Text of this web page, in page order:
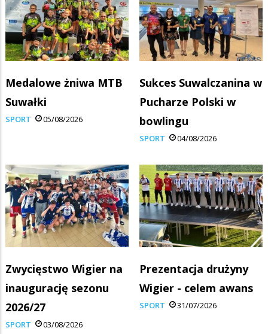
Medalowe żniwa MTB
Suwałki
SPORT 05/08/2026
Sukces Suwalczanina w
Pucharze Polski w
bowlingu
SPORT 04/08/2026
Zwycięstwo Wigier na
inaugurację sezonu
2026/27
SPORT 03/08/2026
Prezentacja drużyny
Wigier - celem awans
SPORT 31/07/2026